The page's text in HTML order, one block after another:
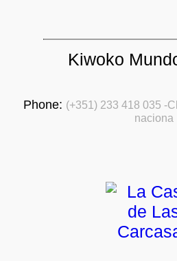
Kiwoko
Phone: (+351) 233 418 035 -
naciona